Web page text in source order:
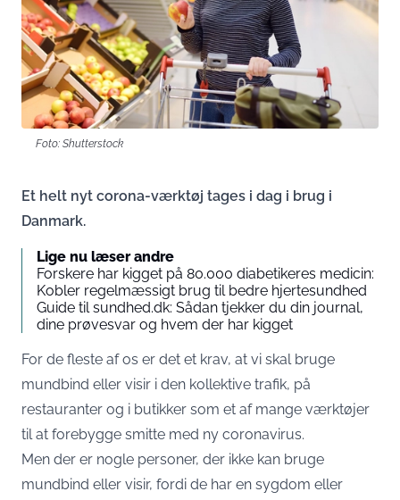
Foto: Shutterstock
Et helt nyt corona-værktøj tages i dag i brug i
Danmark.
Lige nu læser andre
Forskere har kigget på 80.000 diabetikeres medicin:
Kobler regelmæssigt brug til bedre hjertesundhed
Guide til sundhed.dk: Sådan tjekker du din journal,
dine prøvesvar og hvem der har kigget
For de fleste af os er det et krav, at vi skal bruge
mundbind eller visir i den kollektive trafik, på
restauranter og i butikker som et af mange værktøjer
til at forebygge smitte med ny coronavirus.
Men der er nogle personer, der ikke kan bruge
mundbind eller visir, fordi de har en sygdom eller